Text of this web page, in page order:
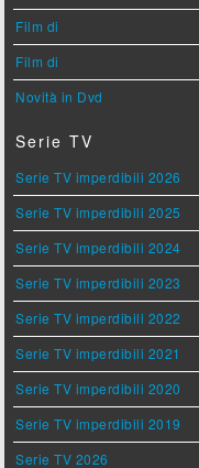
Film di
Film di
Novità in Dvd
Serie TV
Serie TV imperdibili 2026
Serie TV imperdibili 2025
Serie TV imperdibili 2024
Serie TV imperdibili 2023
Serie TV imperdibili 2022
Serie TV imperdibili 2021
Serie TV imperdibili 2020
Serie TV imperdibili 2019
Serie TV 2026